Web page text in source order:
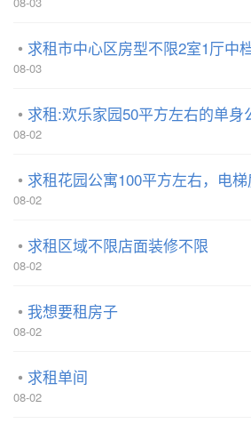
求租市中心区房型不限2室1厅中
08-03
求租:欢乐家园50平方左右的单身
08-02
求租花园公寓100平方左右，电梯
08-02
求租区域不限店面装修不限
08-02
我想要租房子
08-02
求租单间
08-02